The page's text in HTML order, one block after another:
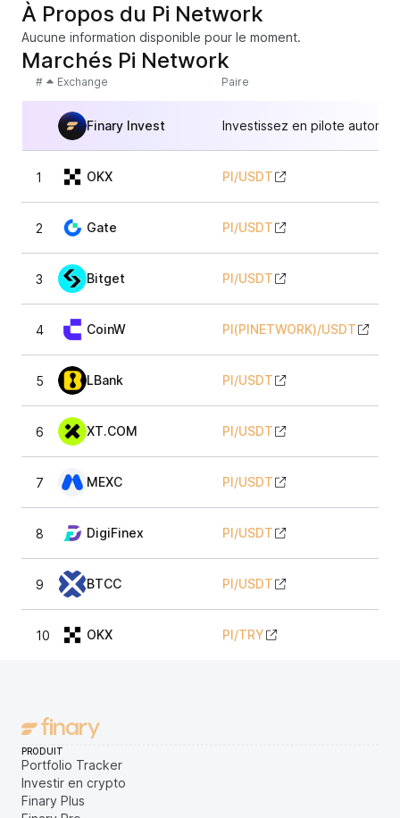
À Propos du Pi Network
Aucune information disponible pour le moment.
Marchés Pi Network
# Exchange Paire
Finary Invest Investissez en pilote
1 OKX PI/USDT
2 Gate PI/USDT
3 Bitget PI/USDT
4 CoinW PI(PINETWORK)/USDT
5 LBank PI/USDT
6 XT.COM PI/USDT
7 MEXC PI/USDT
8 DigiFinex PI/USDT
9 BTCC PI/USDT
10 OKX PI/TRY
PRODUIT
Portfolio Tracker
Investir en crypto
Finary Plus